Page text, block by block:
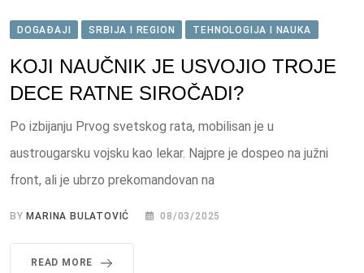
DOGAĐAJI SRBIJA I REGION TEHNOLOGIJA I NAUKA
KOJI NAUČNIK JE USVOJIO TROJE
DECE RATNE SIROČADI?
Po izbijanju Prvog svetskog rata, mobilisan je u
austrougarsku vojsku kao lekar. Najpre je dospeo na južni
front, ali je ubrzo prekomandovan na
BY MARINA BULATOVIĆ 08/03/2025
READ MORE